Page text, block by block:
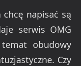
napisać są
serwis OMG
obudowy
Czy